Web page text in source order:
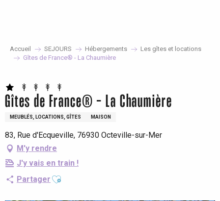
Accueil SEJOURS Hébergements
Les gîtes et locations
Gîtes de France® - La Chaumière
Gîtes de France® - La Chaumière
MEUBLÉS, LOCATIONS, GÎTES MAISON
83, Rue d'Ecqueville, 76930 Octeville-sur-Mer
M'y rendre
J'y vais en train !
Partager Ajouter aux favoris